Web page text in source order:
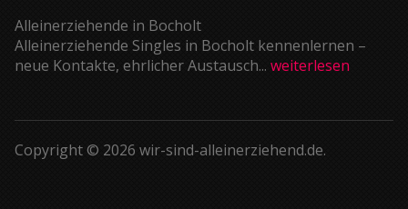
Alleinerziehende in Bocholt
Alleinerziehende Singles in Bocholt kennenlernen –
neue Kontakte, ehrlicher Austausch... weiterlesen
Copyright © 2026 wir-sind-alleinerziehend.de.